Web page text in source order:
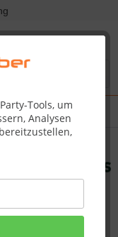
Tools, um
Analysen